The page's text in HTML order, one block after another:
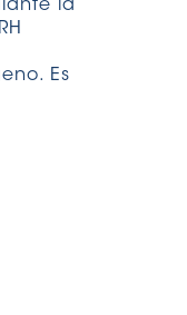
la
Es